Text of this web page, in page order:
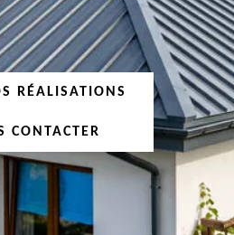
RÉALISATIONS
CONTACTER